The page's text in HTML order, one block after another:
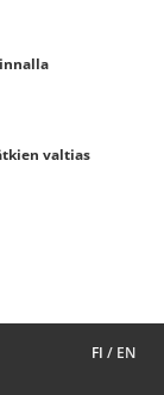
valtias
FI / EN